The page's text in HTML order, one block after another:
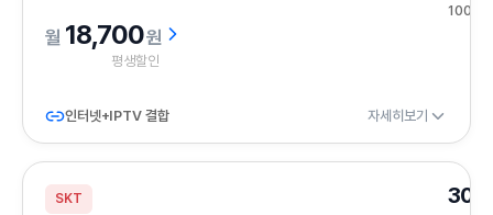
100건
18,700원
평생할인
인터넷+IPTV 결합 자세히보기
SKT